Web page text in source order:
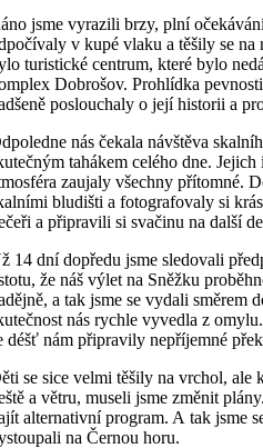
jsme vyrazili brzy, plní
v kupé vlaku a těšily se
turistické centrum, které bylo
Dobrošov. Prohlídka
poslouchaly o její historii a
nás čekala návštěva
tahákem celého dne.
zaujaly všechny přítomné.
bludišti a fotografovaly si
a připravili si svačinu na další
14 dní dopředu jsme sledovali
že náš výlet na Sněžku
a tak jsme se vydali směrem
nás rychle vyvedla z
déšť nám připravily nepříjemné
se sice velmi těšily na vrchol, ale
a větru, museli jsme změnit
alternativní program. A tak jsme
na Černou horu.